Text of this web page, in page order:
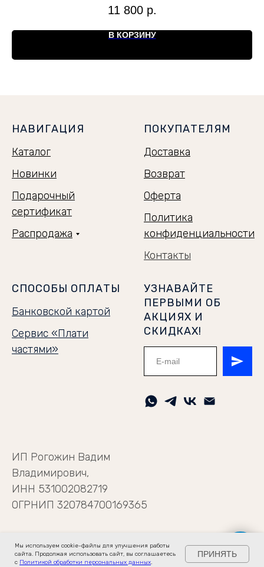
Мы используем cookie-файлы для улучшения работы
сайта. Продолжая использовать сайт, вы соглашаетесь
с Политикой обработки персональных данных.
ПРИНЯТЬ
11 800 р.
В КОРЗИНУ
НАВИГАЦИЯ
Каталог
Новинки
Подарочный
сертификат
Распродажа
ПОКУПАТЕЛЯМ
Доставка
Возврат
Оферта
Политика
конфиденциальности
Контакты
СПОСОБЫ ОПЛАТЫ
Банковской картой
Сервис «Плати
частями»
УЗНАВАЙТЕ
ПЕРВЫМИ ОБ
АКЦИЯХ И
СКИДКАХ!
ИП Рогожин Вадим
Владимирович,
ИНН 531002082719
ОГРНИП 320784700169365